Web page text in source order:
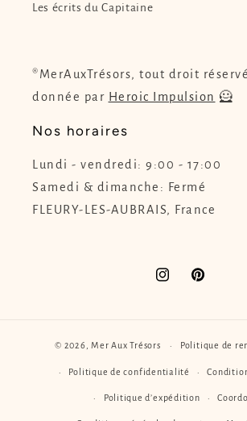
Les écrits du Capitaine
®MerAuxTrésors, tout droit
donnée par Heroic Impulsion 🦸
Nos horaires
Lundi - vendredi: 9:00 - 17:00
Samedi & dimanche: Fermé
FLEURY-LES-AUBRAIS, France
InstagramPinterest
© 2026,Mer Aux Trésors Politique de
Politique de confidentialité
Politique d’expédition